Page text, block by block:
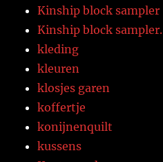
Kinship block sampler
Kinship block sampler.
kleding
kleuren
klosjes garen
koffertje
konijnenquilt
kussens